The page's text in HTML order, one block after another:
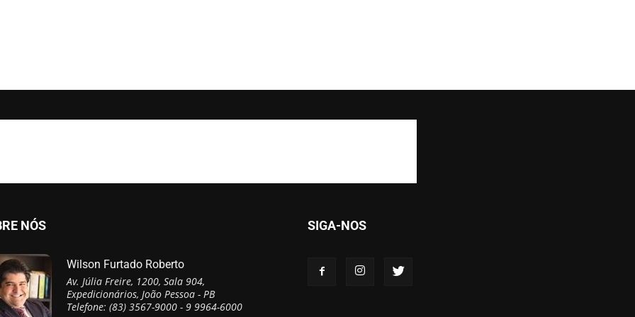
NÓS
Wilson Furtado Roberto
Av. Júlia Freire, 1200, Sala 904,
Expedicionários, João Pessoa - PB
Telefone: (83) 3567-9000 - 9 9964-6000
SIGA-NOS